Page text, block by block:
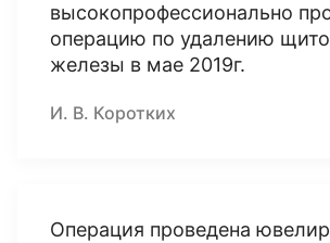
высокопрофессионально
операцию по удалению
железы в мае 2019г.
И. В. Коротких
Операция проведена